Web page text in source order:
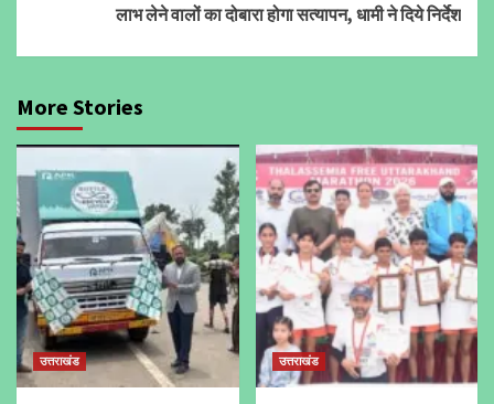
लाभ लेने वालों का दोबारा होगा सत्यापन, धामी ने दिये निर्देश
More Stories
उत्तराखंड उत्तराखंड